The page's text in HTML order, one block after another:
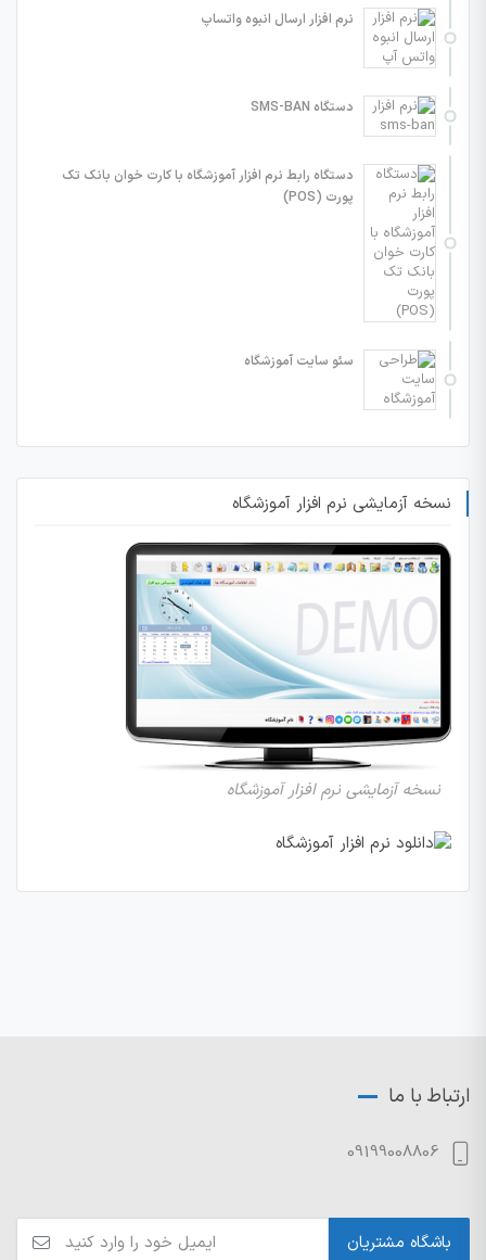
نرم افزار ارسال انبوه واتساپ
دستگاه SMS-BAN
دستگاه رابط نرم افزار آموزشگاه با کارت خوان بانک تک
پورت (POS)
سئو سایت آموزشگاه
نسخه آزمایشی نرم افزار آموزشگاه
نسخه آزمایشی نرم افزار آموزشگاه
ارتباط با ما
09199008806